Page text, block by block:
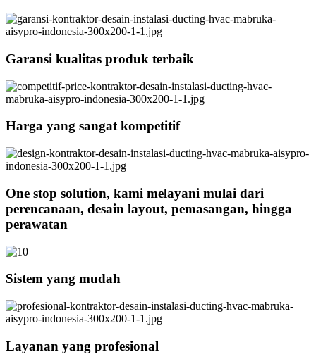
Garansi kualitas produk terbaik
Harga yang sangat kompetitif
One stop solution, kami melayani mulai dari
perencanaan, desain layout, pemasangan, hingga
perawatan
Sistem yang mudah
Layanan yang profesional